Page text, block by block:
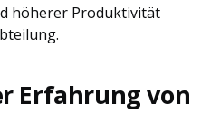
höherer Produktivität
Erfahrung von